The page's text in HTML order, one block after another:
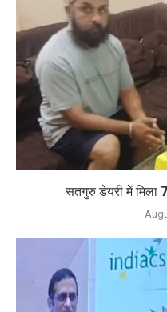
सतगुरु डेयरी में मिला